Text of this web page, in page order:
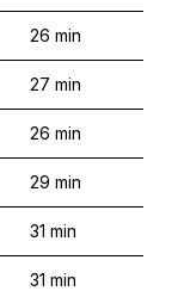
26 min
27 min
26 min
29 min
31 min
31 min